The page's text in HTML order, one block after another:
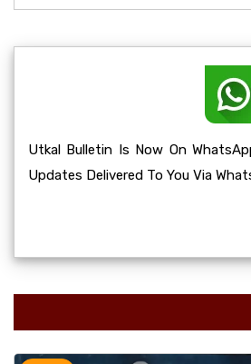
Utkal Bulletin Is Now On
Updates Delivered To You Via